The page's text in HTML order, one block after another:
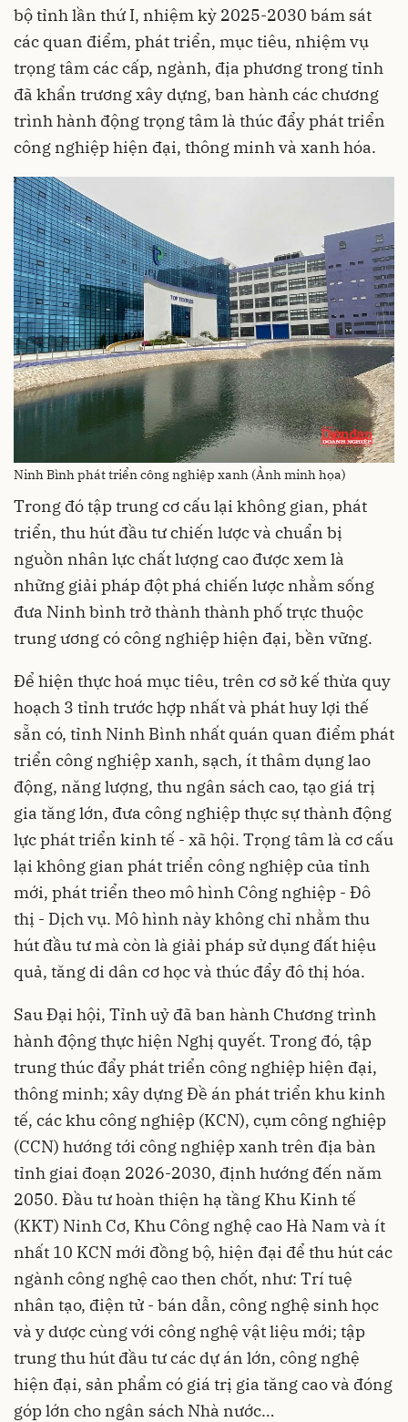
bộ tỉnh lần thứ I, nhiệm kỳ 2025-2030 bám sát
các quan điểm, phát triển, mục tiêu, nhiệm vụ
trọng tâm các cấp, ngành, địa phương trong tỉnh
đã khẩn trương xây dựng, ban hành các chương
trình hành động trọng tâm là thúc đẩy phát triển
công nghiệp hiện đại, thông minh và xanh hóa.
Ninh Bình phát triển công nghiệp xanh (Ảnh minh họa)
Trong đó tập trung cơ cấu lại không gian, phát
triển, thu hút đầu tư chiến lược và chuẩn bị
nguồn nhân lực chất lượng cao được xem là
những giải pháp đột phá chiến lược nhằm sống
đưa Ninh bình trở thành thành phố trực thuộc
trung ương có công nghiệp hiện đại, bền vững.
Để hiện thực hoá mục tiêu, trên cơ sở kế thừa quy
hoạch 3 tỉnh trước hợp nhất và phát huy lợi thế
sẵn có, tỉnh Ninh Bình nhất quán quan điểm phát
triển công nghiệp xanh, sạch, ít thâm dụng lao
động, năng lượng, thu ngân sách cao, tạo giá trị
gia tăng lớn, đưa công nghiệp thực sự thành động
lực phát triển kinh tế - xã hội. Trọng tâm là cơ cấu
lại không gian phát triển công nghiệp của tỉnh
mới, phát triển theo mô hình Công nghiệp - Đô
thị - Dịch vụ. Mô hình này không chỉ nhằm thu
hút đầu tư mà còn là giải pháp sử dụng đất hiệu
quả, tăng di dân cơ học và thúc đẩy đô thị hóa.
Sau Đại hội, Tỉnh uỷ đã ban hành Chương trình
hành động thực hiện Nghị quyết. Trong đó, tập
trung thúc đẩy phát triển công nghiệp hiện đại,
thông minh; xây dựng Đề án phát triển khu kinh
tế, các khu công nghiệp (KCN), cụm công nghiệp
(CCN) hướng tới công nghiệp xanh trên địa bàn
tỉnh giai đoạn 2026-2030, định hướng đến năm
2050. Đầu tư hoàn thiện hạ tầng Khu Kinh tế
(KKT) Ninh Cơ, Khu Công nghệ cao Hà Nam và ít
nhất 10 KCN mới đồng bộ, hiện đại để thu hút các
ngành công nghệ cao then chốt, như: Trí tuệ
nhân tạo, điện tử - bán dẫn, công nghệ sinh học
và y dược cùng với công nghệ vật liệu mới; tập
trung thu hút đầu tư các dự án lớn, công nghệ
hiện đại, sản phẩm có giá trị gia tăng cao và đóng
góp lớn cho ngân sách Nhà nước…